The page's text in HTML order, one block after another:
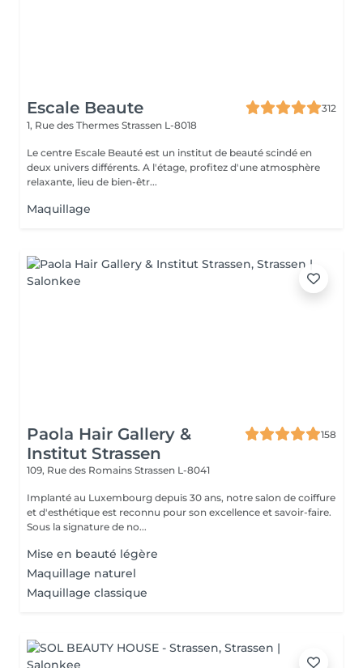
Escale Beaute
312
1, Rue des Thermes Strassen L-8018
Le centre Escale Beauté est un institut de beauté scindé en
deux univers différents. A l'étage, profitez d'une atmosphère
relaxante, lieu de bien-êtr...
Maquillage
Paola Hair Gallery &
Institut Strassen
158
109, Rue des Romains Strassen L-8041
Implanté au Luxembourg depuis 30 ans, notre salon de coiffure
et d'esthétique est reconnu pour son excellence et savoir-faire.
Sous la signature de no...
Mise en beauté légère
Maquillage naturel
Maquillage classique